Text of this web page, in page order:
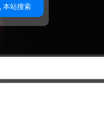
本站搜索